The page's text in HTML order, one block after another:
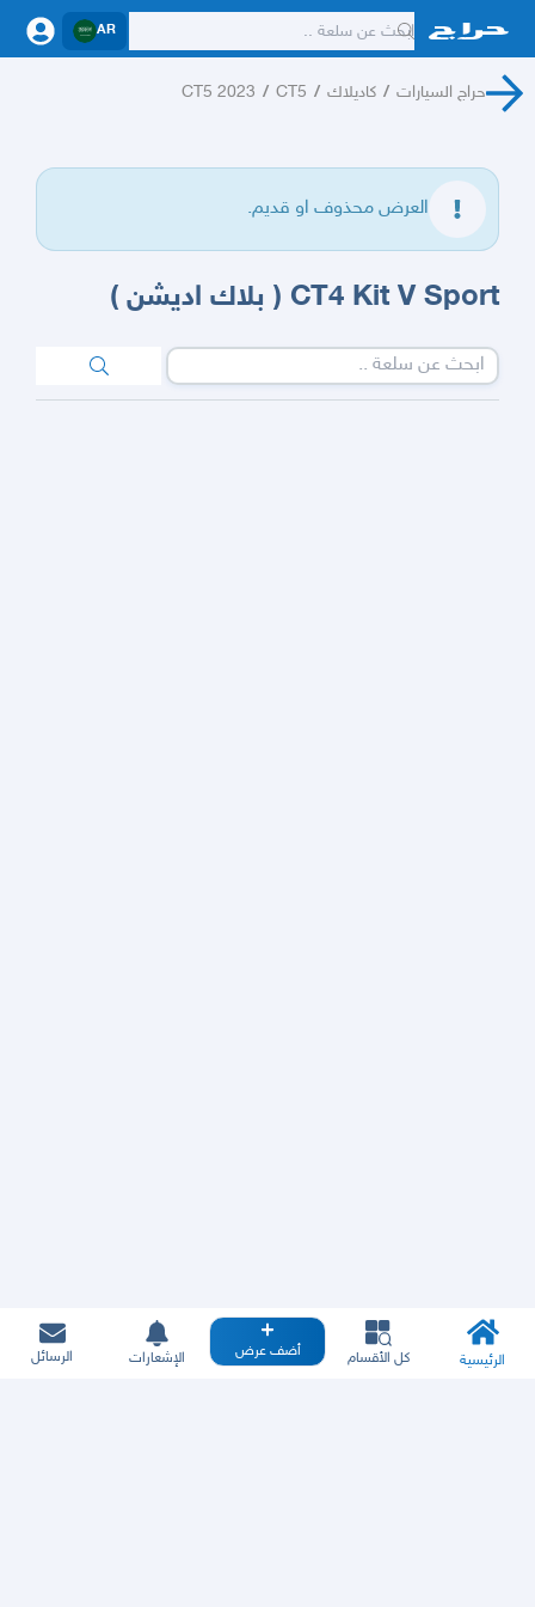
AR
حراج السيارات / كاديلاك /
CT5
/
CT5 2023
العرض محذوف او قديم.
CT4 Kit V Sport ( بلاك اديشن )
الرئيسية كل الأقسام أضف عرض الإشعارات الرسائل